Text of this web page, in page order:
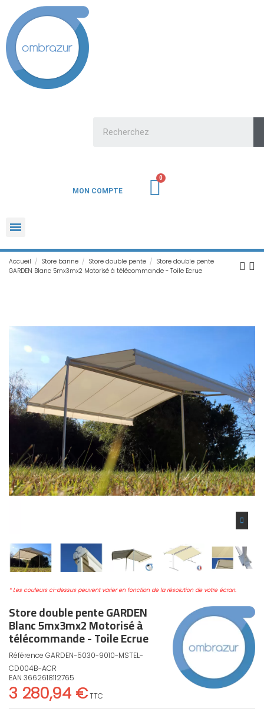
MON COMPTE
Accueil Store banne Store double pente
Store double pente
GARDEN Blanc 5mx3mx2 Motorisé à télécommande - Toile Ecrue
* Les couleurs ci-dessus peuvent varier en fonction de la résolution de votre écran.
Store double pente GARDEN
Blanc 5mx3mx2 Motorisé à
télécommande - Toile Ecrue
Référence GARDEN-5030-9010-MSTEL-
CD004B-ACR
EAN 3662618112765
3 280,94 €TTC